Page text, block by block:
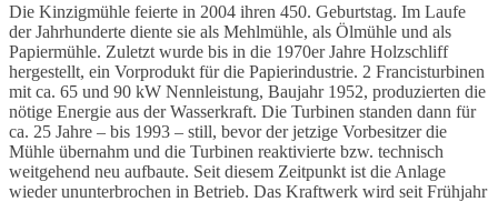
Die Kinzigmühle feierte in 2004 ihren 450. Geburtstag. Im Laufe
der Jahrhunderte diente sie als Mehlmühle, als Ölmühle und als
Papiermühle. Zuletzt wurde bis in die 1970er Jahre Holzschliff
hergestellt, ein Vorprodukt für die Papierindustrie. 2 Francisturbinen
mit ca. 65 und 90 kW Nennleistung, Baujahr 1952, produzierten die
nötige Energie aus der Wasserkraft. Die Turbinen standen dann für
ca. 25 Jahre – bis 1993 – still, bevor der jetzige Vorbesitzer die
Mühle übernahm und die Turbinen reaktivierte bzw. technisch
weitgehend neu aufbaute. Seit diesem Zeitpunkt ist die Anlage
wieder ununterbrochen in Betrieb. Das Kraftwerk wird seit Frühjahr